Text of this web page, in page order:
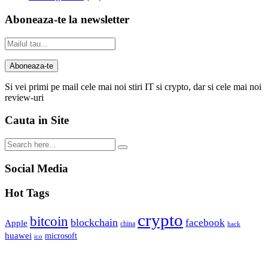
Aboneaza-te la newsletter
Si vei primi pe mail cele mai noi stiri IT si crypto, dar si cele mai noi
review-uri
Cauta in Site
Social Media
Hot Tags
Apple bitcoin blockchain china crypto facebook hack
huawei ico microsoft